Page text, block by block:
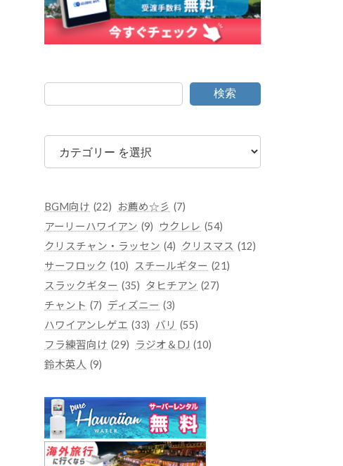
検索
カ
ゴ
BGM向け (22) お薦め☆彡 (7)
アーリーハワイアン (9) ウクレレ (54)
クリスチャン・ラッセン (4) クリスマス (12)
サーフロック (10) スチールギター (21)
スラックギター (35) タヒチアン (27)
チャント (7) ディズニー (3)
ハワイアンレゲエ (33) バリ (55)
フラ練習向け (29) ラジオ＆DJ (10)
鈴木英人 (9)